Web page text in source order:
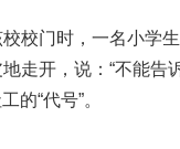
校门时，一名小学
开，说：“不能告
的“代号”。